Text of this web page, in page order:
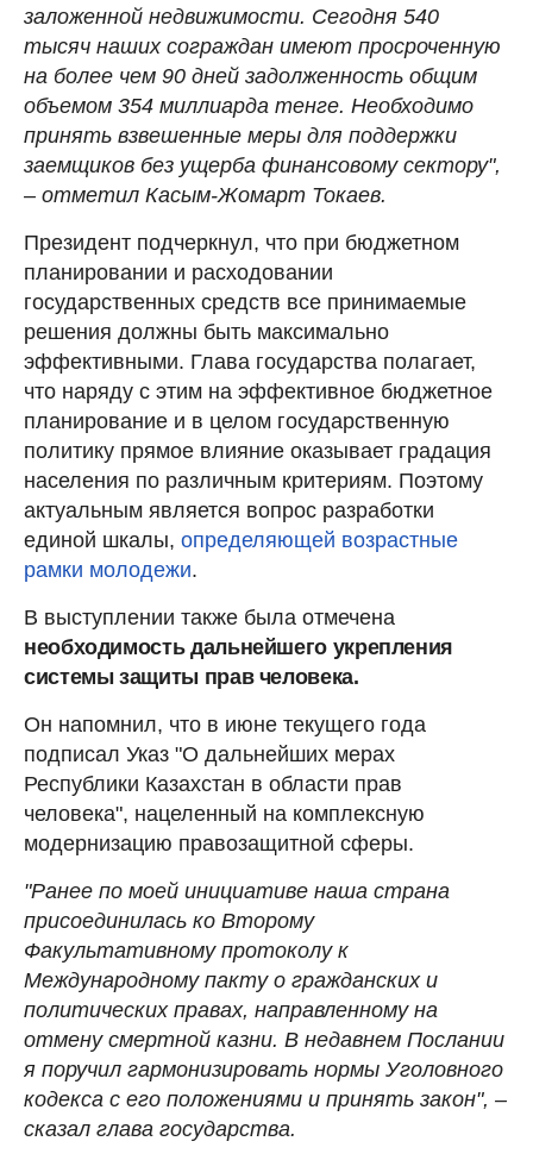
заложенной недвижимости. Сегодня 540
тысяч наших сограждан имеют просроченную
на более чем 90 дней задолженность общим
объемом 354 миллиарда тенге. Необходимо
принять взвешенные меры для поддержки
заемщиков без ущерба финансовому сектору",
– отметил Касым-Жомарт Токаев.
Президент подчеркнул, что при бюджетном
планировании и расходовании
государственных средств все принимаемые
решения должны быть максимально
эффективными. Глава государства полагает,
что наряду с этим на эффективное бюджетное
планирование и в целом государственную
политику прямое влияние оказывает градация
населения по различным критериям. Поэтому
актуальным является вопрос разработки
единой шкалы, определяющей возрастные
рамки молодежи.
В выступлении также была отмечена
необходимость дальнейшего укрепления
системы защиты прав человека.
Он напомнил, что в июне текущего года
подписал Указ "О дальнейших мерах
Республики Казахстан в области прав
человека", нацеленный на комплексную
модернизацию правозащитной сферы.
"Ранее по моей инициативе наша страна
присоединилась ко Второму
Факультативному протоколу к
Международному пакту о гражданских и
политических правах, направленному на
отмену смертной казни. В недавнем Послании
я поручил гармонизировать нормы Уголовного
кодекса с его положениями и принять закон", –
сказал глава государства.